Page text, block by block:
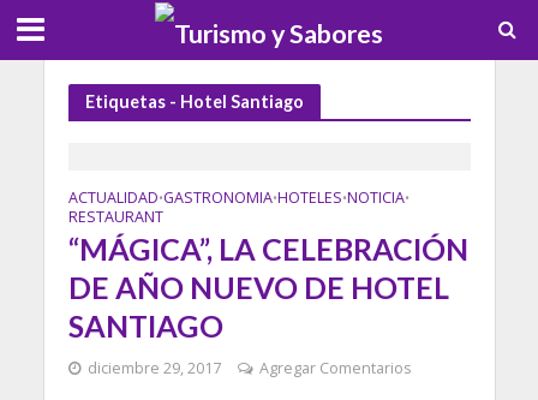
Etiquetas - Hotel Santiago
ACTUALIDAD•GASTRONOMIA•HOTELES•NOTICIA•
RESTAURANT
“MÁGICA”, LA CELEBRACIÓN
DE AÑO NUEVO DE HOTEL
SANTIAGO
diciembre 29, 2017 Agregar Comentarios